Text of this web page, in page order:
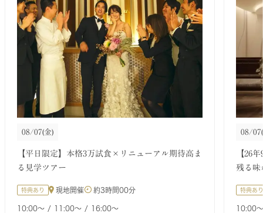
08/07(金)
【平日限定】本格3万試食×リニューアル期待高ま
る見学ツアー
特典あり 現地開催 約3時間00分
10:00〜 11:00〜 16:00〜
08/07
【26
残る味
特典あり
10:00〜